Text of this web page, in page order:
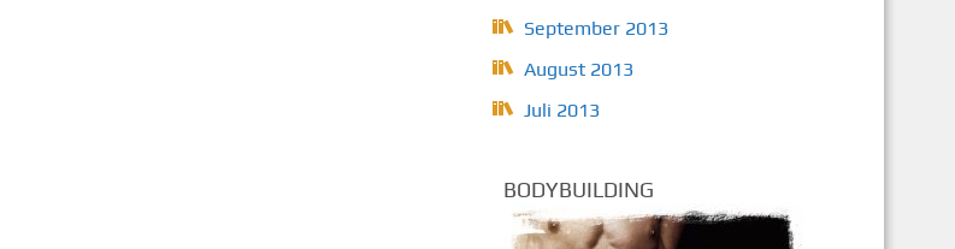
September 2013
August 2013
Juli 2013
BODYBUILDING